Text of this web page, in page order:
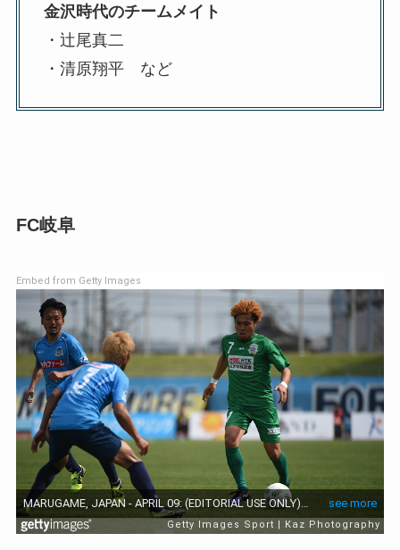
金沢時代のチームメイト
・辻尾真二
・清原翔平 など
FC岐阜
Embed from Getty Images